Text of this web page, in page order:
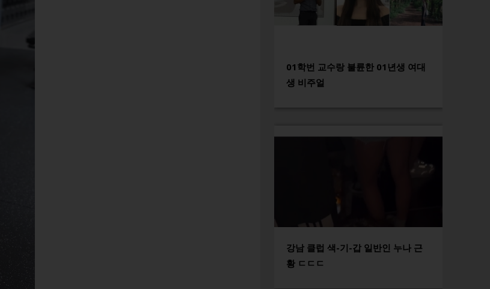
01학번 교수랑 불륜한 01년생 여대
생 비주얼
강남 클럽 색-기-갑 일반인 누나 근
황 ㄷㄷㄷ